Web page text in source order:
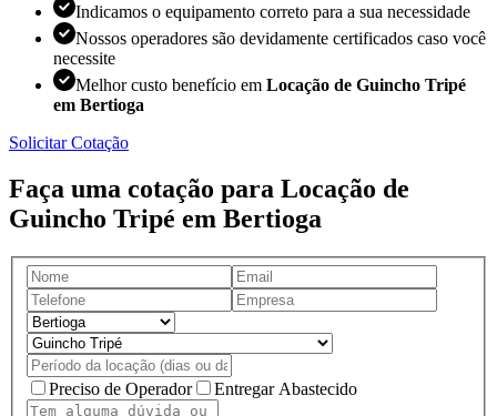
Indicamos o equipamento correto para a sua necessidade
Nossos operadores são devidamente certificados caso você
necessite
Melhor custo benefício em Locação de Guincho Tripé
em Bertioga
Solicitar Cotação
Faça uma cotação para Locação de
Guincho Tripé em Bertioga
Preciso de Operador Entregar Abastecido